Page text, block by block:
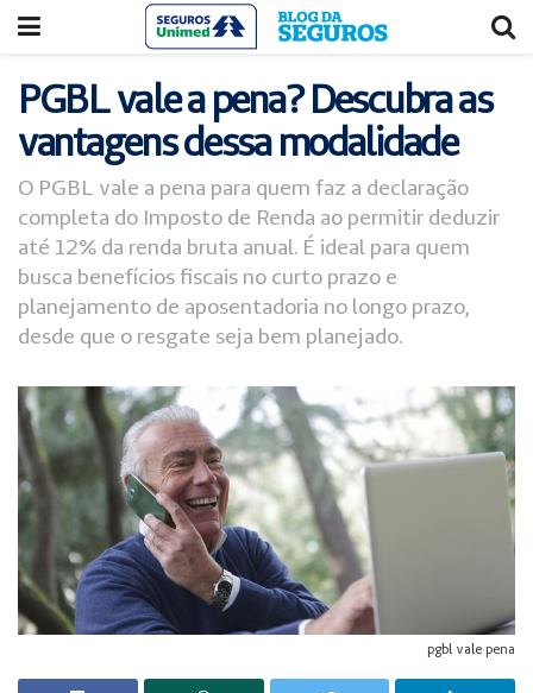
PGBL vale a pena? Descubra as
vantagens dessa modalidade
O PGBL vale a pena para quem faz a declaração
completa do Imposto de Renda ao permitir deduzir
até 12% da renda bruta anual. É ideal para quem
busca benefícios fiscais no curto prazo e
planejamento de aposentadoria no longo prazo,
desde que o resgate seja bem planejado.
pgbl vale pena